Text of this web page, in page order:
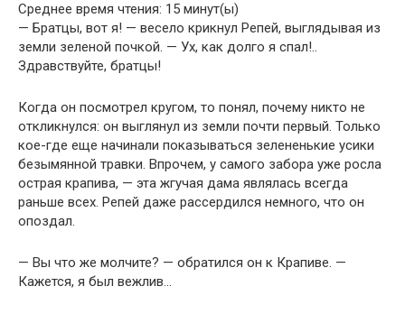
Среднее время чтения: 15 минут(ы)
— Братцы, вот я! — весело крикнул Репей, выглядывая из
земли зеленой почкой. — Ух, как долго я спал!..
Здравствуйте, братцы!
Когда он посмотрел кругом, то понял, почему никто не
откликнулся: он выглянул из земли почти первый. Только
кое-где еще начинали показываться зелененькие усики
безымянной травки. Впрочем, у самого забора уже росла
острая крапива, — эта жгучая дама являлась всегда
раньше всех. Репей даже рассердился немного, что он
опоздал.
— Вы что же молчите? — обратился он к Крапиве. —
Кажется, я был вежлив…